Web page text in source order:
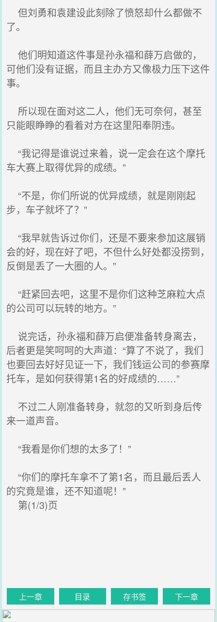
但刘勇和袁建设此刻除了愤怒却什么都做不
了。
他们明知道这件事是孙永福和薛万启做的，
可他们没有证据，而且主办方又像极力压下这件
事。
所以现在面对这二人，他们无可奈何，甚至
只能眼睁睁的看着对方在这里阳奉阴违。
“我记得是谁说过来着，说一定会在这个摩托
车大赛上取得优异的成绩。”
“不是，你们所说的优异成绩，就是刚刚起
步，车子就坏了？”
“我早就告诉过你们，还是不要来参加这展销
会的好，现在好了吧，不但什么好处都没捞到，
反倒是丢了一大圈的人。”
“赶紧回去吧，这里不是你们这种芝麻粒大点
的公司可以玩转的地方。”
说完话，孙永福和薛万启便准备转身离去，
后者更是笑呵呵的大声道：“算了不说了，我们
也要回去好好见证一下，我们钱运公司的参赛摩
托车，是如何获得第1名的好成绩的……”
不过二人刚准备转身，就忽的又听到身后传
来一道声音。
“我看是你们想的太多了！”
“你们的摩托车拿不了第1名，而且最后丢人
的究竟是谁，还不知道呢！”
第(1/3)页
上一章 目录 存书签 下一章